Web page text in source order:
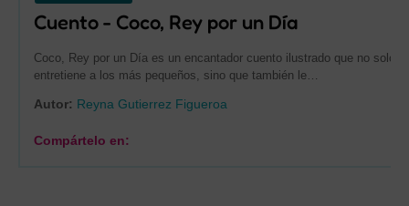
Cuento - Coco, Rey por un Día
Coco, Rey por un Día es un encantador cuento ilustrado que no solo
entretiene a los más pequeños, sino que también le…
Autor: Reyna Gutierrez Figueroa
Compártelo en: